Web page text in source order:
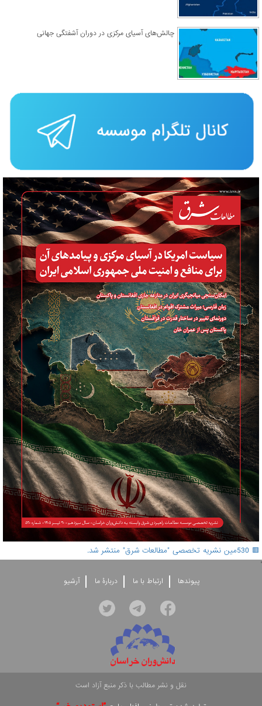
چالش‌های آسیای مرکزی در دوران آشفتگی جهانی
🟥 530مین نشریه تخصصی "مطالعات شرق" منتشر شد.
'
پيوندها ارتباط با ما دربارۀ ما آرشيو
نقل و نشر مطالب با ذکر منبع آزاد است